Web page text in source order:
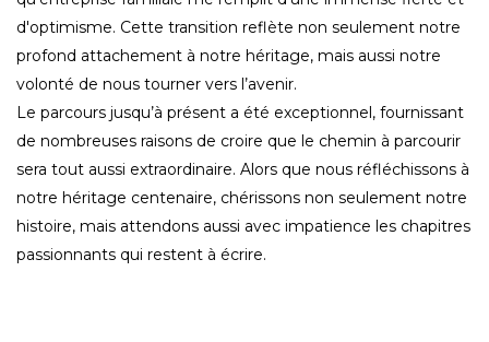
d'optimisme. Cette transition reflète non seulement notre
profond attachement à notre héritage, mais aussi notre
volonté de nous tourner vers l’avenir.
Le parcours jusqu’à présent a été exceptionnel, fournissant
de nombreuses raisons de croire que le chemin à parcourir
sera tout aussi extraordinaire. Alors que nous réfléchissons à
notre héritage centenaire, chérissons non seulement notre
histoire, mais attendons aussi avec impatience les chapitres
passionnants qui restent à écrire.